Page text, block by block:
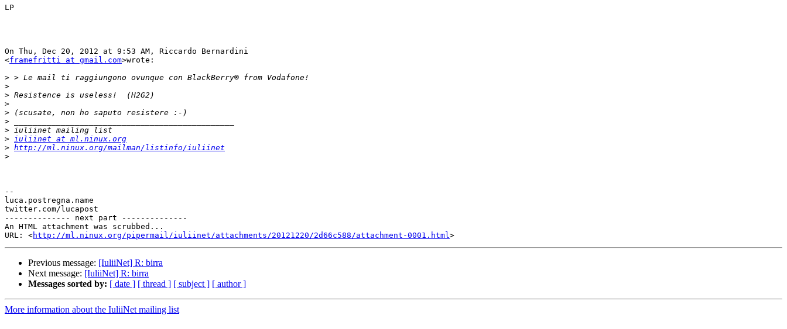
LP
On Thu, Dec 20, 2012 at 9:53 AM, Riccardo Bernardini
<framefritti at gmail.com>wrote:
>
>
>
>
>
>
>
> iuliinet at ml.ninux.org
> http://ml.ninux.org/mailman/listinfo/iuliinet
>
--
luca.postregna.name
twitter.com/lucapost
-------------- next part --------------
An HTML attachment was scrubbed...
URL: <http://ml.ninux.org/pipermail/iuliinet/attachments/20121220/2d66c588/attachment-0001.html
Previous message: [IuliiNet] R: birra
Next message: [IuliiNet] R: birra
Messages sorted by: [ date ] [ thread ] [ subject ] [ author ]
More information about the IuliiNet mailing list